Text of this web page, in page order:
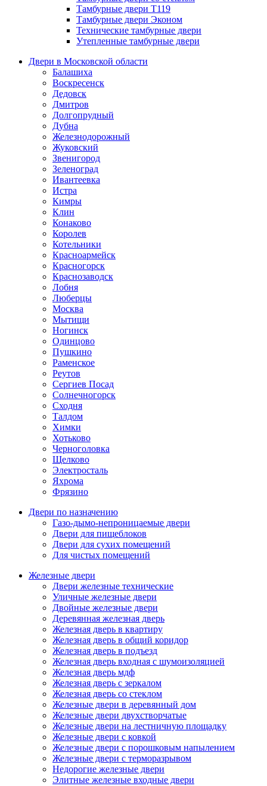
Тамбурные двери Т119
Тамбурные двери Эконом
Технические тамбурные двери
Утепленные тамбурные двери
Двери в Московской области
Балашиха
Воскресенск
Дедовск
Дмитров
Долгопрудный
Дубна
Железнодорожный
Жуковский
Звенигород
Зеленоград
Ивантеевка
Истра
Кимры
Клин
Конаково
Королев
Котельники
Красноармейск
Красногорск
Краснозаводск
Лобня
Люберцы
Москва
Мытищи
Ногинск
Одинцово
Пушкино
Раменское
Реутов
Сергиев Посад
Солнечногорск
Сходня
Талдом
Химки
Хотьково
Черноголовка
Щелково
Электросталь
Яхрома
Фрязино
Двери по назначению
Газо-дымо-непроницаемые двери
Двери для пищеблоков
Двери для сухих помещений
Для чистых помещений
Железные двери
Двери железные технические
Уличные железные двери
Двойные железные двери
Деревянная железная дверь
Железная дверь в квартиру
Железная дверь в общий коридор
Железная дверь в подъезд
Железная дверь входная с шумоизоляцией
Железная дверь мдф
Железная дверь с зеркалом
Железная дверь со стеклом
Железные двери в деревянный дом
Железные двери двухстворчатые
Железные двери на лестничную площадку
Железные двери с ковкой
Железные двери с порошковым напылением
Железные двери с терморазрывом
Недорогие железные двери
Элитные железные входные двери